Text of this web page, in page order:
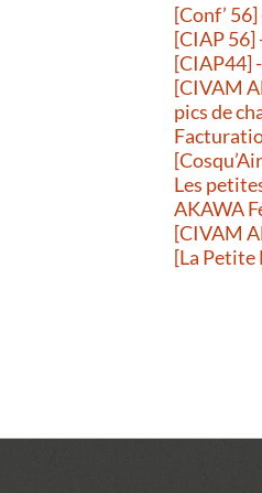
[Conf’
[CIAP
[CIAP44]
[CIVAM
pics de
Les
AKAWA
[CIVAM
[La Petite